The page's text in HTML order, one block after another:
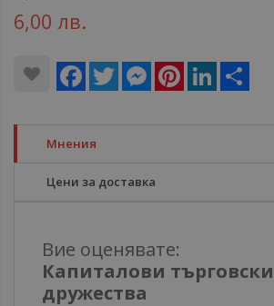
6,00 лв.
Facebook
Twitter MessengerPinterestLinkedIn
Мнения
Цени за доставка
Вие оценявате:
Капиталови търговски
дружества